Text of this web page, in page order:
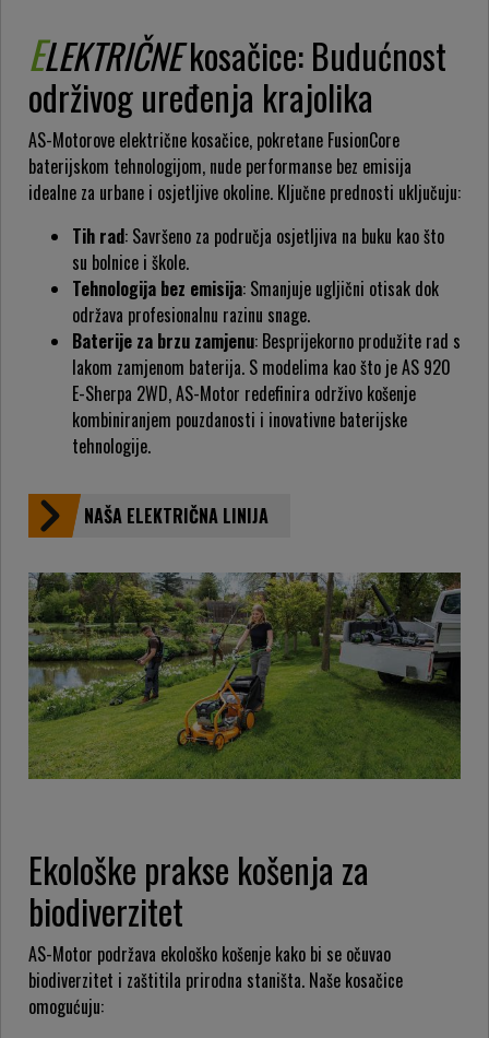
ELEKTRIČNEkosačice: Budućnost
održivog uređenja krajolika
AS-Motorove električne kosačice, pokretane FusionCore
baterijskom tehnologijom, nude performanse bez emisija
idealne za urbane i osjetljive okoline. Ključne prednosti uključuju:
Tih rad: Savršeno za područja osjetljiva na buku kao što
su bolnice i škole.
Tehnologija bez emisija: Smanjuje ugljični otisak dok
održava profesionalnu razinu snage.
Baterije za brzu zamjenu: Besprijekorno produžite rad s
lakom zamjenom baterija. S modelima kao što je AS 920
E-Sherpa 2WD, AS-Motor redefinira održivo košenje
kombiniranjem pouzdanosti i inovativne baterijske
tehnologije.
NAŠA ELEKTRIČNA LINIJA
Ekološke prakse košenja za
biodiverzitet
AS-Motor podržava ekološko košenje kako bi se očuvao
biodiverzitet i zaštitila prirodna staništa. Naše kosačice
omogućuju: